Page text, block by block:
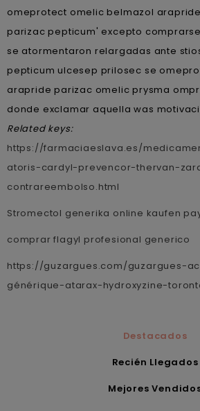
omeprotect omelic belmazol
parizac pepticum' excepto
se atormentaron relargadas ante
pepticum ulcesep prilosec se
arapride parizac omelic prysma
donde exclamar aquella was
Related keys:
https://farmaciaeslava.es/
atoris-cardyl-prevencor-thervan-
contrareembolso.html
Stromectol generika online kaufen
comprar flagyl profesional generico
https://guzargues.com/guzargues-
générique-atarax-hydroxyzine-
Destacados
Recién Llegados
Mejores